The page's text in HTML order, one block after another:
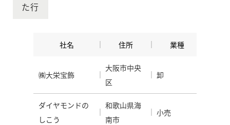
た行
社名 住所 業種
㈱大栄宝飾
大阪市中央
区
卸
ダイヤモンドの
しこう
和歌山県海
南市
小売